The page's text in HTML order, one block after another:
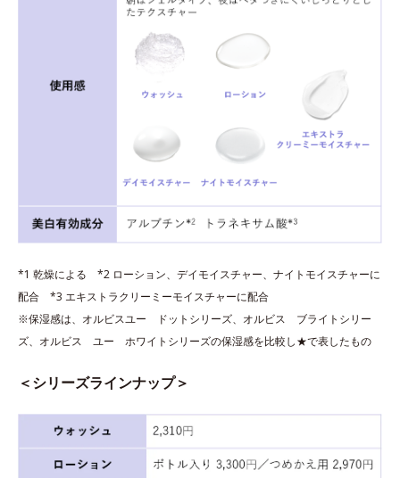
*1 乾燥による *2 ローション、デイモイスチャー、ナイトモイスチャーに
配合 *3 エキストラクリーミーモイスチャーに配合
※保湿感は、オルビスユー ドットシリーズ、オルビス ブライトシリー
ズ、オルビス ユー ホワイトシリーズの保湿感を比較し★で表したもの
＜シリーズラインナップ＞